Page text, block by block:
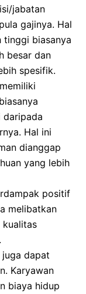
jabatan
gajinya. Hal
tinggi biasanya
besar dan
spesifik.
daripada
Hal ini
dianggap
yang lebih
positif
melibatkan
juga dapat
Karyawan
biaya hidup